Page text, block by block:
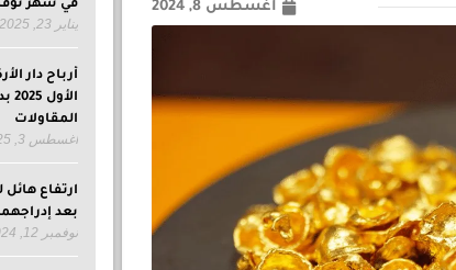
أغسطس 8, 2024
في شهر
يناير 23, 2025
المقاولات
أغسطس 3, 2025
بعد
نوفمبر 12, 2024